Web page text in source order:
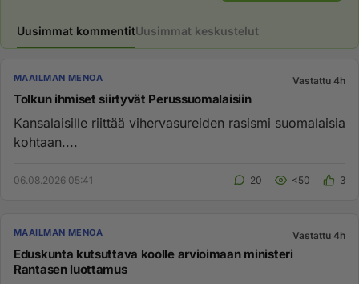
Uusimmat kommentitUusimmat keskustelut
MAAILMAN MENOA Vastattu 4h
Tolkun ihmiset siirtyvät Perussuomalaisiin
Kansalaisille riittää vihervasureiden rasismi suomalaisia
kohtaan....
06.08.2026 05:41 20 <50 3
MAAILMAN MENOA Vastattu 4h
Eduskunta kutsuttava koolle arvioimaan ministeri
Rantasen luottamus